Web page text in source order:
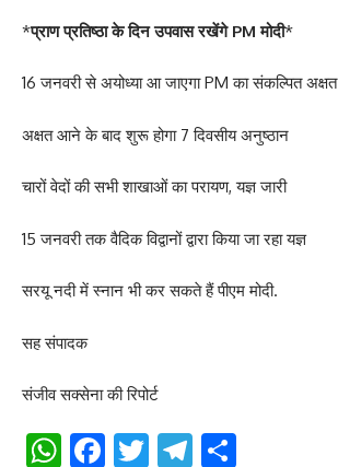
*प्राण प्रतिष्ठा के दिन उपवास रखेंगे PM मोदी*
16 जनवरी से अयोध्या आ जाएगा PM का संकल्पित अक्षत
अक्षत आने के बाद शुरू होगा 7 दिवसीय अनुष्ठान
चारों वेदों की सभी शाखाओं का परायण, यज्ञ जारी
15 जनवरी तक वैदिक विद्वानों द्वारा किया जा रहा यज्ञ
सरयू नदी में स्नान भी कर सकते हैं पीएम मोदी.
सह संपादक
संजीव सक्सेना की रिपोर्ट
WhatsApp
Facebook
TwitterTelegram